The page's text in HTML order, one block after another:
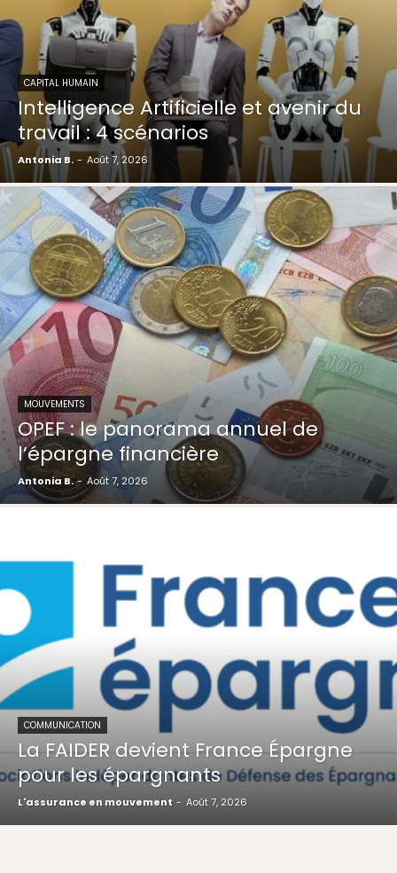
CAPITAL HUMAIN
Intelligence Artificielle et avenir du
travail : 4 scénarios
Antonia B. - Août 7, 2026
MOUVEMENTS
OPEF : le panorama annuel de
l’épargne financière
Antonia B. - Août 7, 2026
COMMUNICATION
La FAIDER devient France Épargne
pour les épargnants
L'assurance en mouvement - Août 7, 2026